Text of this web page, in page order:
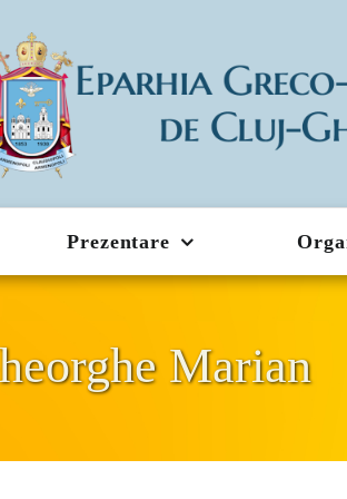
Prezentare
Marian